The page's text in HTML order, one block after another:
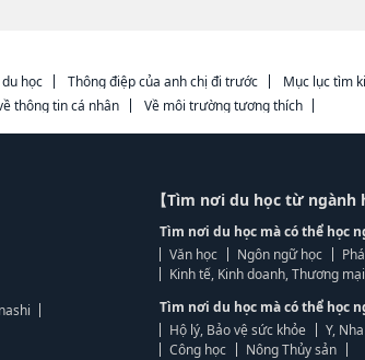
học Thông điệp của anh chị đi trước Mục lục tìm
thông tin cá nhân Về môi trường tương thích
【Tìm nơi du học từ ngành
Tìm nơi du học mà có thể học
Văn học
Ngôn ngữ học
Kinh tế, Kinh doanh, Thương mại
Tìm nơi du học mà có thể học
Hộ lý, Bảo vệ sức khỏe
Y, Nha
Công học
Nông Thủy sản